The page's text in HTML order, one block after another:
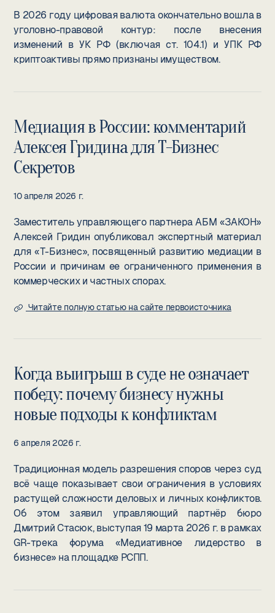
В 2026 году цифровая валюта окончательно вошла в
уголовно-правовой контур: после внесения
изменений в УК РФ (включая ст. 104.1) и УПК РФ
криптоактивы прямо признаны имуществом.
Медиация в России: комментарий
Алексея Гридина для Т-Бизнес
Секретов
10 апреля 2026 г.
Заместитель управляющего партнера АБМ «ЗАКОН»
Алексей Гридин опубликовал экспертный материал
для «Т-Бизнес», посвященный развитию медиации в
России и причинам ее ограниченного применения в
коммерческих и частных спорах.
Читайте полную статью на сайте первоисточника
Когда выигрыш в суде не означает
победу: почему бизнесу нужны
новые подходы к конфликтам
6 апреля 2026 г.
Традиционная модель разрешения споров через суд
всё чаще показывает свои ограничения в условиях
растущей сложности деловых и личных конфликтов.
Об этом заявил управляющий партнёр бюро
Дмитрий Стасюк, выступая 19 марта 2026 г. в рамках
GR-трека форума «Медиативное лидерство в
бизнесе» на площадке РСПП.